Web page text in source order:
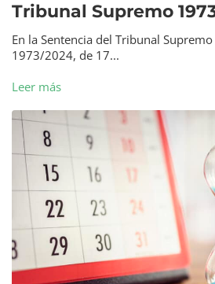
Tribunal Supremo
En la Sentencia del Tribunal
1973/2024, de 17...
Leer más